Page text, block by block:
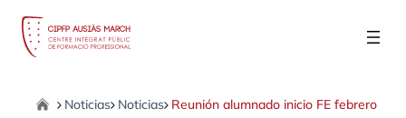
Saltar
Home |Noticias |Noticias |Reunión alumnado inicio FE febrero